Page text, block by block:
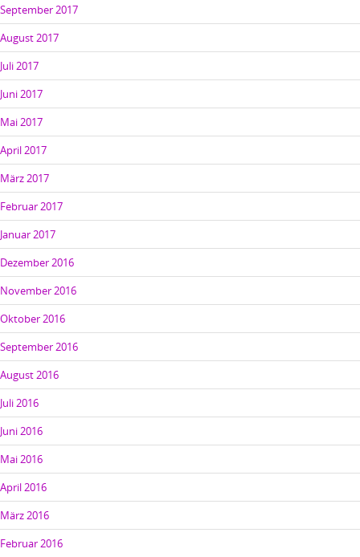
September 2017
August 2017
Juli 2017
Juni 2017
Mai 2017
April 2017
März 2017
Februar 2017
Januar 2017
Dezember 2016
November 2016
Oktober 2016
September 2016
August 2016
Juli 2016
Juni 2016
Mai 2016
April 2016
März 2016
Februar 2016